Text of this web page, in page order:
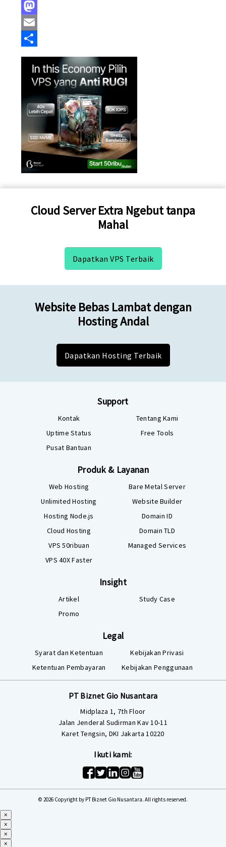
Facebook
Mastodon
Email
Share
Cloud Server Extra Ngebut tanpa
Mahal
Dapatkan VPS Terbaik
Website Bebas Lambat dengan
Hosting Andal
Dapatkan Hosting Terbaik
PT Biznet Gio Nusantara
Midplaza 1, 7th Floor
Jalan Jenderal Sudirman Kav 10-11
Karet Tengsin, DKI Jakarta 10220
Support
Kontak
Uptime Status
Pusat Bantuan
Tentang Kami
Free Tools
Produk & Layanan
Web Hosting
Unlimited Hosting
Hosting Node.js
Cloud Hosting
VPS 50ribuan
VPS 40X Faster
Bare Metal Server
Website Builder
Domain ID
Domain TLD
Managed Services
Insight
Artikel
Promo
Study Case
Legal
Syarat dan Ketentuan
Ketentuan Pembayaran
Kebijakan Privasi
Kebijakan Penggunaan
Ikuti kami:
© 2026 Copyright by PT Biznet Gio Nusantara. All rights reserved.
×
×
×
×